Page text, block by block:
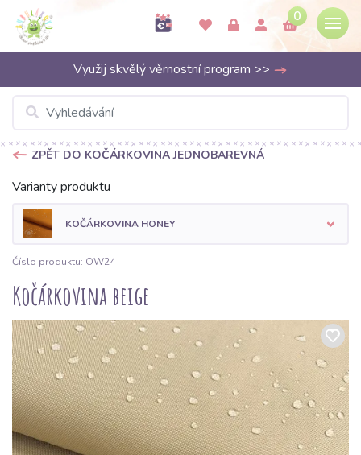
0
Využij skvělý věrnostní program >>
ZPĚT DO KOČÁRKOVINA JEDNOBAREVNÁ
Varianty produktu
KOČÁRKOVINA HONEY
Číslo produktu: OW24
Kočárkovina beige